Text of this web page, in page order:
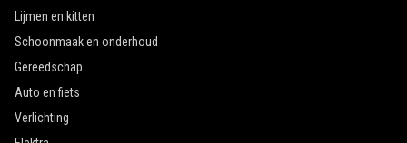
Lijmen en kitten
Schoonmaak en onderhoud
Gereedschap
Auto en fiets
Verlichting